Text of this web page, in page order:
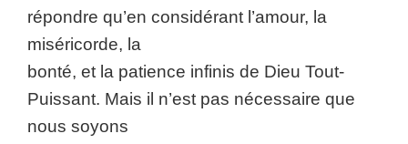
répondre qu’en considérant l’amour, la
miséricorde, la
bonté, et la patience infinis de Dieu Tout-
Puissant. Mais il n’est pas nécessaire que
nous soyons